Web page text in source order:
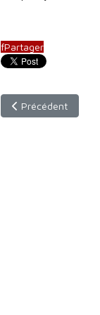
fPartager
Article précédent :
Précédent